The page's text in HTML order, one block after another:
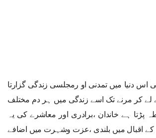
دنیا میں تمدنی او رمجلسی زندگی گزارتا
لے کر مرنے تک اسے زندگی میں ہر دم مختلف
ہے خاندان ،برادری اور معاشرے کی یہ
اقبال میں بلندی ،عزت وشہرت میں اضافے